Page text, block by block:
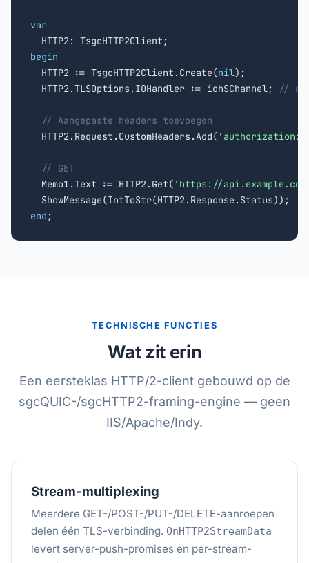
var
begin
HTTP2 := TsgcHTTP2Client.Create(nil);
  HTTP2.TLSOptions.IOHandler := iohSChannel;
// of
// Aangepaste headers toevoegen
  HTTP2.Request.CustomHeaders.Add(
'authorization:
// GET
  Memo1.Text := HTTP2.Get(
'https://
end ;
TECHNISCHE FUNCTIES
Wat zit erin
Een eersteklas HTTP/2-client gebouwd op de
sgcQUIC-/sgcHTTP2-framing-engine — geen
IIS/Apache/Indy.
Stream-multiplexing
Meerdere GET-/POST-/PUT-/DELETE-aanroepen
delen één TLS-verbinding. OnHTTP2StreamData
levert server-push-promises en per-stream-